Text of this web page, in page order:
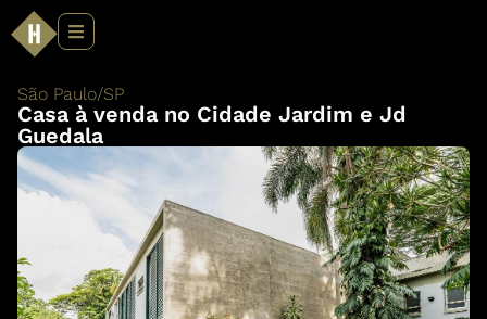
São Paulo/SP
Casa à venda no Cidade Jardim e Jd
Guedala